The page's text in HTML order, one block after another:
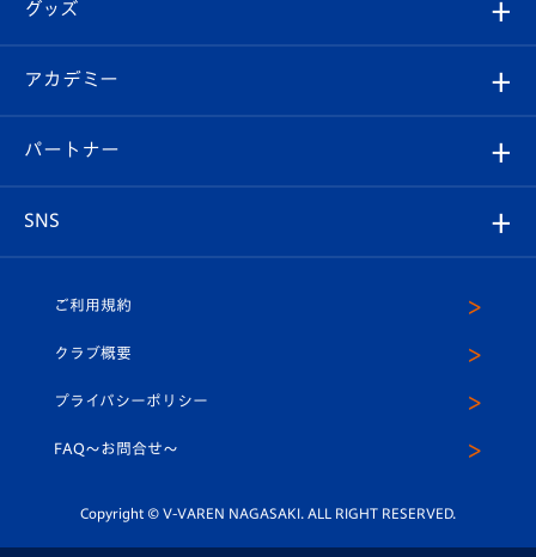
チケット
イベント
メディア
ホームタウン
スタッフプロフィール
マスコット紹介
平和祈念活動
ホームタウン活動
Revive Team
ヴィヴィくんの長崎おもてなしガイド
フォトギャラリー
スタジアムグルメ
V-LOVERS（ファンクラブ）
プレイヤーズスイート
グッズ
オンラインショップ
店舗情報
アカデミー
育成からのお知らせ
U-18
スクール
パートナー
SNS
ヴィヴィくんインスタグラム
公式LINE＠
ご利用規約
クラブ概要
プライバシーポリシー
FAQ〜お問合せ〜
Copyright © V-VAREN NAGASAKI. ALL RIGHT RESERVED.